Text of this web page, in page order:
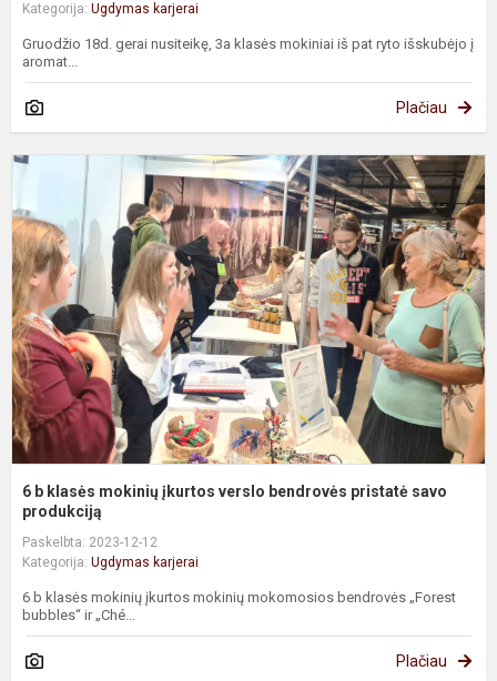
Kategorija: Ugdymas karjerai
Gruodžio 18d. gerai nusiteikę, 3a klasės mokiniai iš pat ryto išskubėjo į
aromat...
Plačiau
6 b klasės mokinių įkurtos verslo bendrovės pristatė savo
produkciją
Paskelbta: 2023-12-12
Kategorija: Ugdymas karjerai
6 b klasės mokinių įkurtos mokinių mokomosios bendrovės „Forest
bubbles“ ir „Ché...
Plačiau